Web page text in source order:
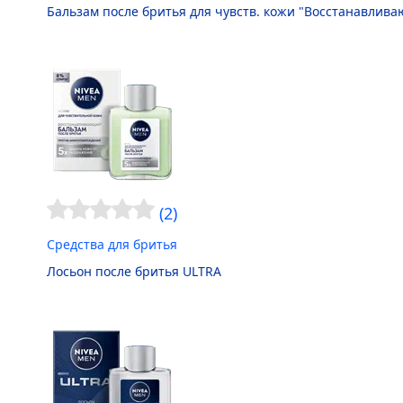
Бальзам после бритья для чувств. кожи
(2)
Средства для бритья
Лосьон после бритья ULTRA